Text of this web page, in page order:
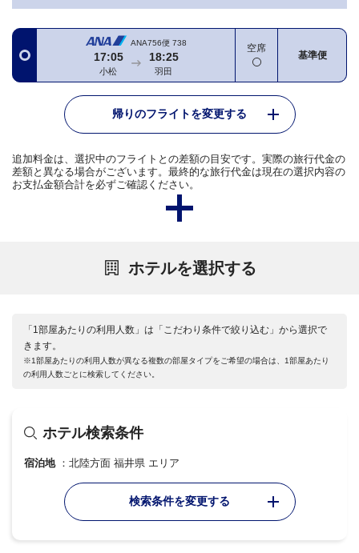
ANA756便 738
17:05
小松
18:25
羽田
空席
基準便
帰りのフライトを変更する
追加料金は、選択中のフライトとの差額の目安です。実際の旅行代金の
差額と異なる場合がございます。最終的な旅行代金は現在の選択内容の
お支払金額合計を必ずご確認ください。
ホテルを選択する
「1部屋あたりの利用人数」は「こだわり条件で絞り込む」から選択で
きます。
※1部屋あたりの利用人数が異なる複数の部屋タイプをご希望の場合は、1部屋あたり
の利用人数ごとに検索してください。
ホテル検索条件
宿泊地 北陸方面 福井県 エリア
検索条件を変更する